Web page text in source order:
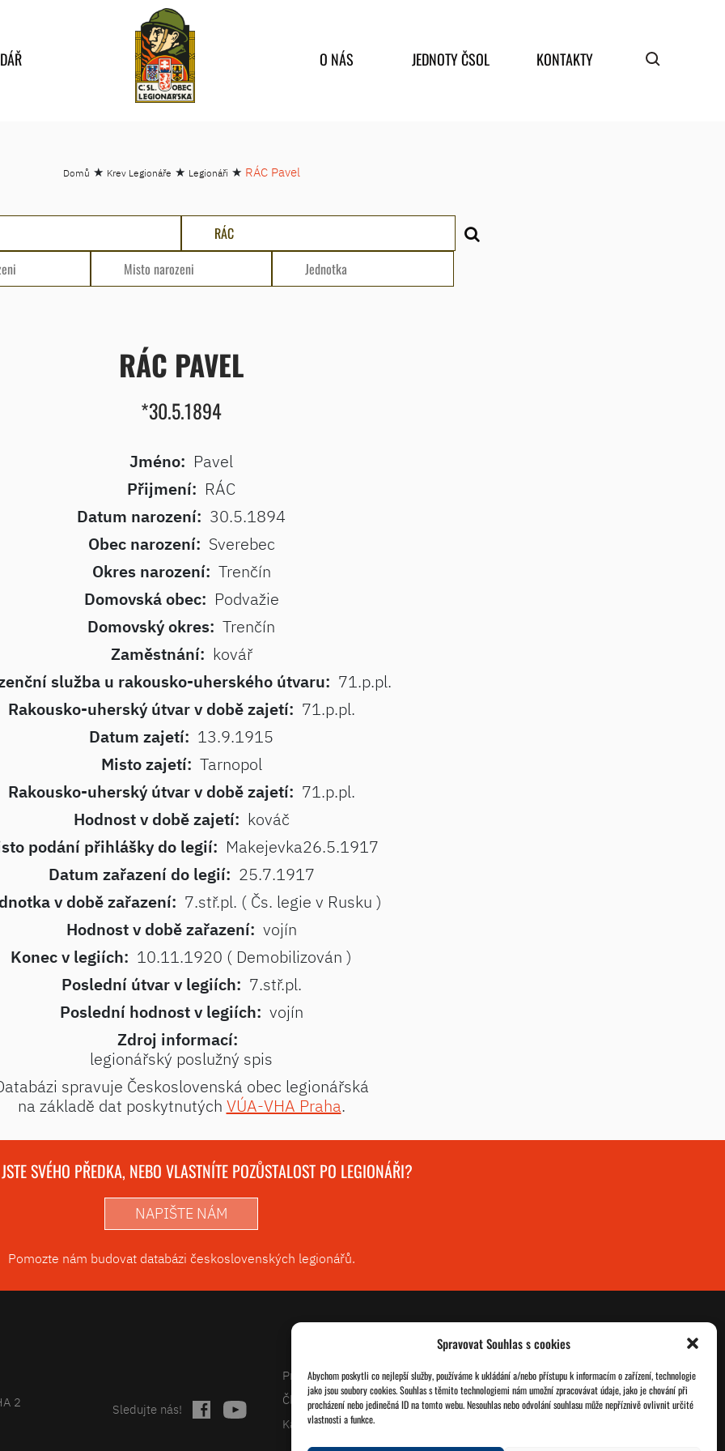
Spravovat Souhlas s cookies
Abychom poskytli co nejlepší služby, používáme k ukládání a/nebo přístupu k informacím o zařízení, technologie
jako jsou soubory cookies. Souhlas s těmito technologiemi nám umožní zpracovávat údaje, jako je chování při
procházení nebo jedinečná ID na tomto webu. Nesouhlas nebo odvolání souhlasu může nepříznivě ovlivnit určité
vlastnosti a funkce.
O NÁS JEDNOTY ČSOL KONTAKTY
Domů ★ Krev Legionáře ★ Legionáři ★ RÁC Pavel
RÁC PAVEL
*30.5.1894
Jméno: Pavel
Přijmení: RÁC
Datum narození: 30.5.1894
Obec narození: Sverebec
Okres narození: Trenčín
Domovská obec: Podvažie
Domovský okres: Trenčín
Zaměstnání: kovář
služba u rakousko-uherského útvaru: 71.p.pl.
Rakousko-uherský útvar v době zajetí: 71.p.pl.
Datum zajetí: 13.9.1915
Misto zajetí: Tarnopol
Rakousko-uherský útvar v době zajetí: 71.p.pl.
Hodnost v době zajetí: kováč
podání přihlášky do legií: Makejevka26.5.1917
Datum zařazení do legií: 25.7.1917
v době zařazení: 7.stř.pl. ( Čs. legie v Rusku )
Hodnost v době zařazení: vojín
Konec v legiích: 10.11.1920 ( Demobilizován )
Poslední útvar v legiích: 7.stř.pl.
Poslední hodnost v legiích: vojín
Zdroj informací:
legionářský poslužný spis
spravuje Československá obec legionářská
na základě dat poskytnutých VÚA-VHA Praha.
SVÉHO PŘEDKA, NEBO VLASTNÍTE POZŮSTALOST PO LEGIONÁŘI?
NAPIŠTE NÁM
Pomozte nám budovat databázi československých legionářů.
2 Sledujte nás!
Projekty
Články
Kalendář
O nás
Jednoty ČSOL
Databáze legionářů
Pro členy